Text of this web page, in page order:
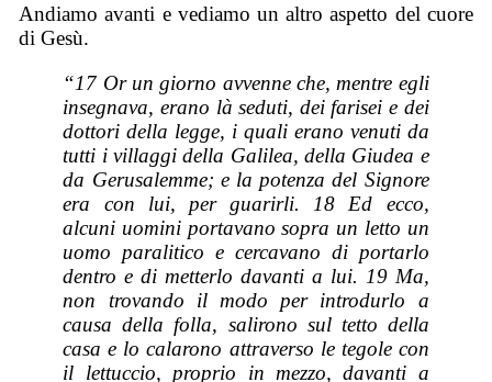
Andiamo avanti e vediamo un altro aspetto del cuore
di Gesù.
“17 Or un giorno avvenne che, mentre egli
insegnava, erano là seduti, dei farisei e dei
dottori della legge, i quali erano venuti da
tutti i villaggi della Galilea, della Giudea e
da Gerusalemme; e la potenza del Signore
era con lui, per guarirli. 18 Ed ecco,
alcuni uomini portavano sopra un letto un
uomo paralitico e cercavano di portarlo
dentro e di metterlo davanti a lui. 19 Ma,
non trovando il modo per introdurlo a
causa della folla, salirono sul tetto della
casa e lo calarono attraverso le tegole con
il lettuccio, proprio in mezzo, davanti a